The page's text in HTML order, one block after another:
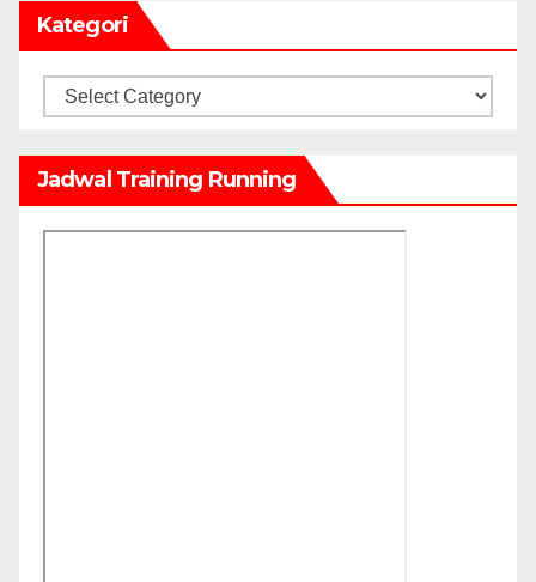
Kategori
Kategori
Jadwal Training Running